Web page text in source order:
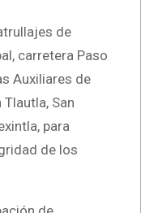
de
carretera Paso
Auxiliares de
San
para
de los